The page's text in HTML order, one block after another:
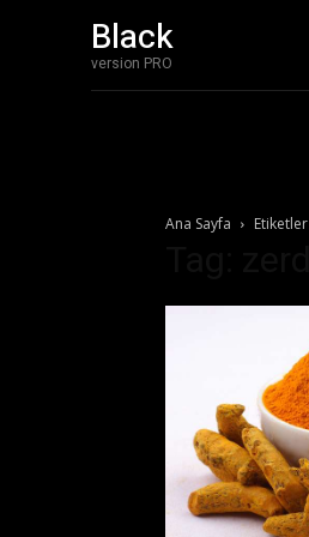
Black
version PRO
Ana Sayfa Etiketler